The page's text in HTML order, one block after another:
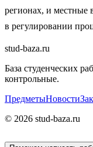
регионах, и местные
в регулировании
stud-baza.ru
База студенческих
контрольные.
ПредметыНовости
© 2026 stud-baza.ru